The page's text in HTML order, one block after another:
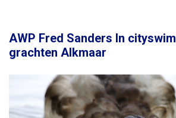
AWP Fred Sanders In cityswim
grachten Alkmaar